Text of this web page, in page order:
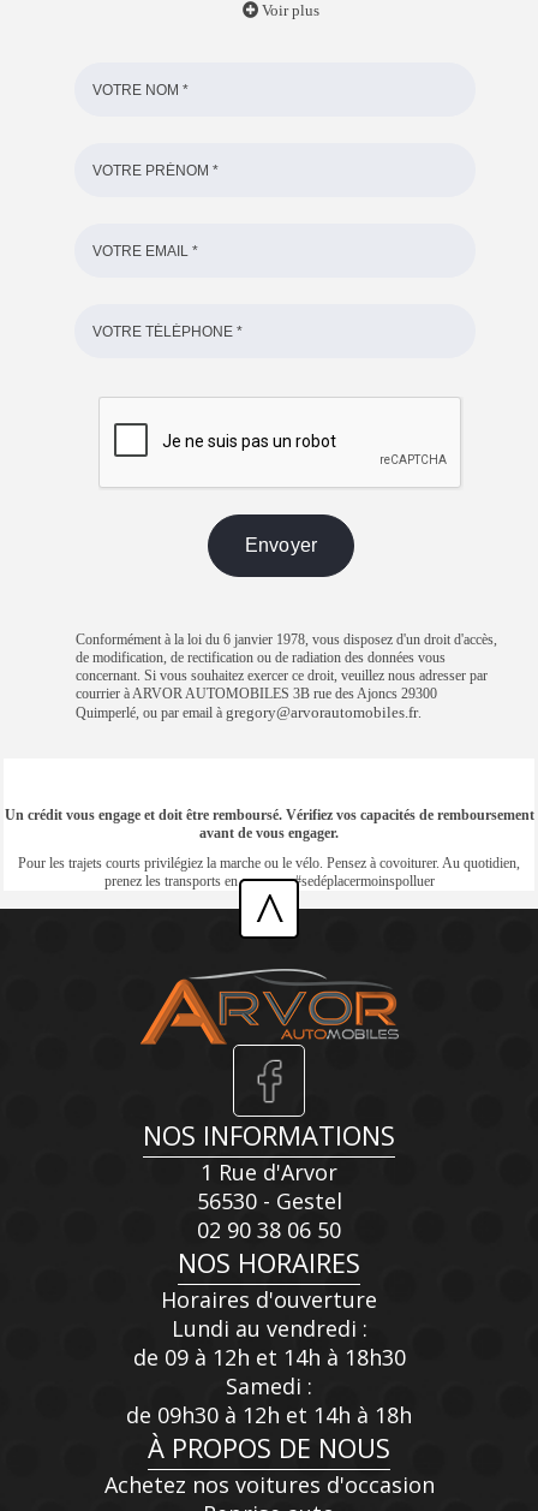
Voir plus
Conformément à la loi du 6 janvier 1978, vous disposez d'un droit d'accès,
de modification, de rectification ou de radiation des données vous
concernant. Si vous souhaitez exercer ce droit, veuillez nous adresser par
courrier à ARVOR AUTOMOBILES 3B rue des Ajoncs 29300
Quimperlé, ou par email à gregory@arvorautomobiles.fr.
Un crédit vous engage et doit être remboursé. Vérifiez vos capacités de remboursement
avant de vous engager.
Pour les trajets courts privilégiez la marche ou le vélo. Pensez à covoiturer. Au quotidien,
prenez les transports en commun #sedéplacermoinspolluer
^
NOS INFORMATIONS
1 Rue d'Arvor
56530 - Gestel
02 90 38 06 50
NOS HORAIRES
Horaires d'ouverture
Lundi au vendredi :
de 09 à 12h et 14h à 18h30
Samedi :
de 09h30 à 12h et 14h à 18h
À PROPOS DE NOUS
Achetez nos voitures d'occasion